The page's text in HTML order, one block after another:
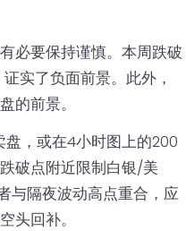
必要保持谨慎。本周跌破
实了负面前景。此外，
的前景。
，或在4小时图上的200
破点附近限制白银/美
与隔夜波动高点重合，应
头回补。